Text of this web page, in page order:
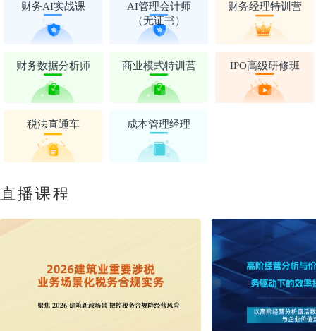
财务AI实战课
AI管理会计师
（无证书）
财务经理特训营
财务数据分析师 商业模式特训营 IPO高级研修班
税法直通车 成本管理经理
直播课程